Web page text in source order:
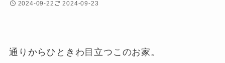
2024-09-22 2024-09-23
通りからひときわ目立つこのお家。